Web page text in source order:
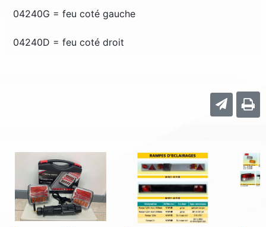
04240G = feu coté gauche
04240D = feu coté droit